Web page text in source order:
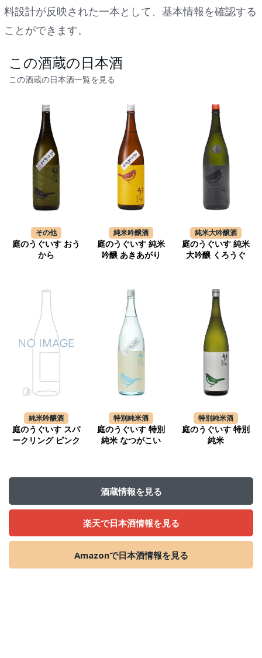
料設計が反映された一本として、基本情報を確認する
ことができます。
この酒蔵の日本酒
この酒蔵の日本酒一覧を見る
その他
庭のうぐいす おう
から
純米吟醸酒
庭のうぐいす 純米
吟醸 あきあがり
純米大吟醸酒
庭のうぐいす 純米
大吟醸 くろうぐ
純米吟醸酒
庭のうぐいす スパ
ークリング ピンク
特別純米酒
庭のうぐいす 特別
純米 なつがこい
特別純米酒
庭のうぐいす 特別
純米
酒蔵情報を見る
楽天で日本酒情報を見る
Amazonで日本酒情報を見る